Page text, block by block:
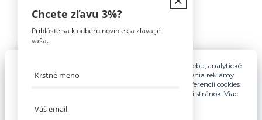
Tomáš Hula
Pre základnú funkčnosť, spríjemnenie používania webu, analytické
účely a v prípade udelenia súhlasu aj na účely cielenia reklamy
využívame súbory cookies. Nastavenie vlastných preferencií cookies
môžete kedykoľvek upraviť odkazom v spodnej časti stránok. Viac
Chcete zľavu 3%?
Prihláste sa k odberu noviniek a zľava je
vaša.